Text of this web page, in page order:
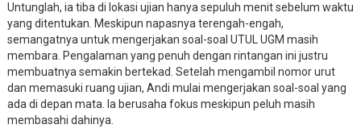
Untunglah, ia tiba di lokasi ujian hanya sepuluh menit sebelum waktu
yang ditentukan. Meskipun napasnya terengah-engah,
semangatnya untuk mengerjakan soal-soal UTUL UGM masih
membara. Pengalaman yang penuh dengan rintangan ini justru
membuatnya semakin bertekad. Setelah mengambil nomor urut
dan memasuki ruang ujian, Andi mulai mengerjakan soal-soal yang
ada di depan mata. Ia berusaha fokus meskipun peluh masih
membasahi dahinya.